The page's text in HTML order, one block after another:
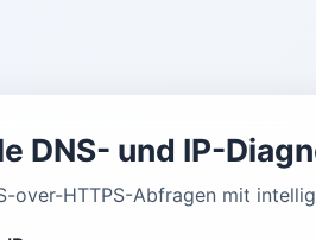
DNS- und IP-
over-HTTPS-Abfragen mit